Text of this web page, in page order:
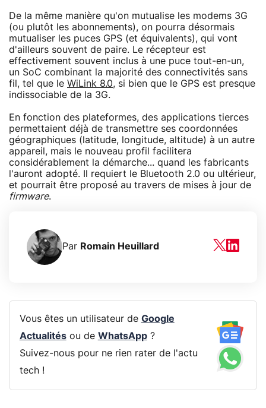
De la même manière qu'on mutualise les modems 3G
(ou plutôt les abonnements), on pourra désormais
mutualiser les puces GPS (et équivalents), qui vont
d'ailleurs souvent de paire. Le récepteur est
effectivement souvent inclus à une puce tout-en-un,
un SoC combinant la majorité des connectivités sans
fil, tel que le WiLink 8.0, si bien que le GPS est presque
indissociable de la 3G.
En fonction des plateformes, des applications tierces
permettaient déjà de transmettre ses coordonnées
géographiques (latitude, longitude, altitude) à un autre
appareil, mais le nouveau profil facilitera
considérablement la démarche... quand les fabricants
l'auront adopté. Il requiert le Bluetooth 2.0 ou ultérieur,
et pourrait être proposé au travers de mises à jour de
firmware.
Par Romain Heuillard
Vous êtes un utilisateur de Google
Actualitésou de WhatsApp?
Suivez-nous pour ne rien rater de l'actu
tech !